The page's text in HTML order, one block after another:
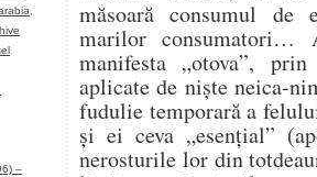
–
măsoară consumul de
marilor consumatori…
manifesta „otova”,
aplicate de niște neica-
fudulie temporară a
și ei ceva „esențial”
nerosturile lor din